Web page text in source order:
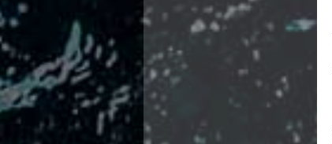
Norme e documenti
Formazione
Sedi Regionali e Provinciali
Designazioni Arbitrali
Scuole Nuoto
Ricerca Scuole Nuoto
Manuale SNF
Diventa SNF